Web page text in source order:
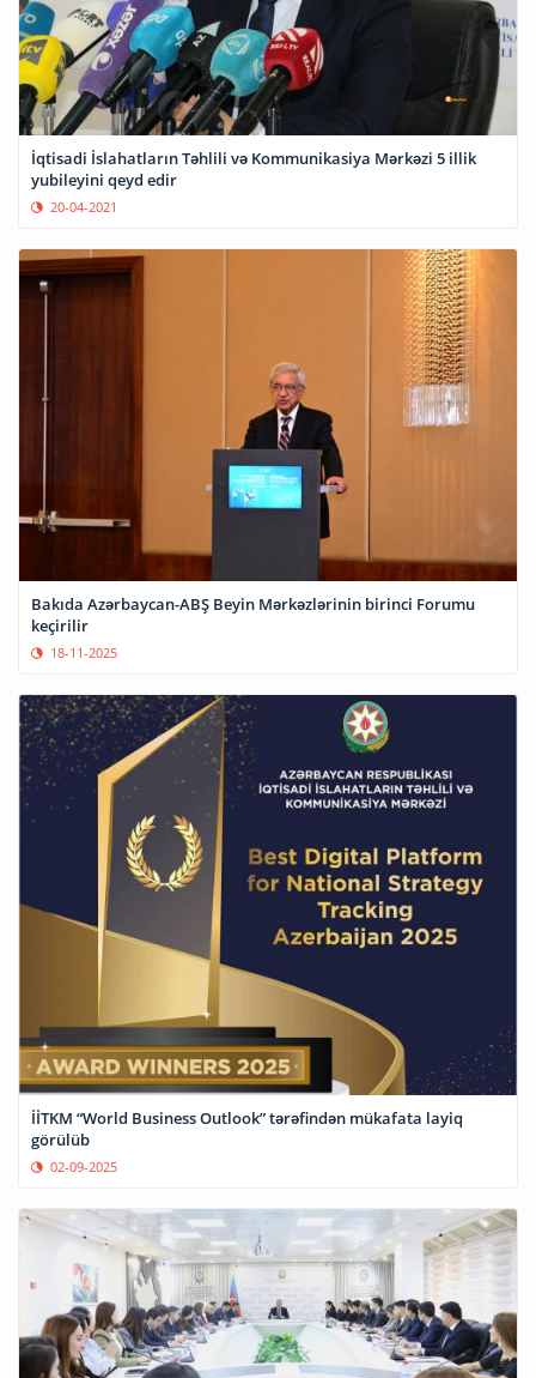
İqtisadi İslahatların Təhlili və Kommunikasiya Mərkəzi 5 illik
yubileyini qeyd edir
20-04-2021
Bakıda Azərbaycan-ABŞ Beyin Mərkəzlərinin birinci Forumu
keçirilir
18-11-2025
İİTKM “World Business Outlook” tərəfindən mükafata layiq
görülüb
02-09-2025